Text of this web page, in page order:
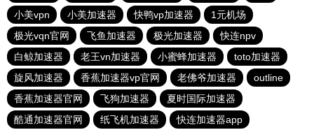
小美vpn
小美加速器 快鸭vp加速器
1元机场
极光vqn官网
飞鱼加速器 极光加速器
快连npv
白鲸加速器
老王vn加速器 小蜜蜂加速器
toto加速器
旋风加速器
香蕉加速器vp官网 老佛爷加速器
outline
香蕉加速器官网
飞狗加速器
夏时国际加速器
酷通加速器官网
纸飞机加速器
快连加速器app